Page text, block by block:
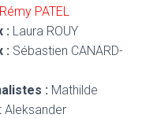
Rémy PATEL
: Laura ROUY
: Sébastien CANARD-
: Mathilde
Aleksander